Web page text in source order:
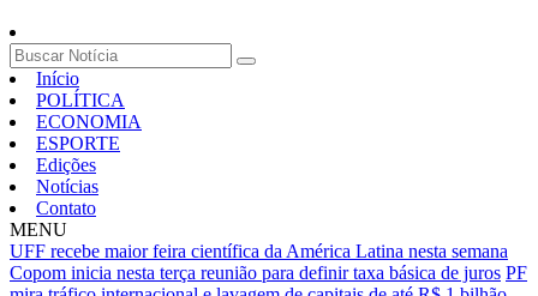
Início
POLÍTICA
ECONOMIA
ESPORTE
Edições
Notícias
Contato
MENU
UFF recebe maior feira científica da América Latina nesta semana
Copom inicia nesta terça reunião para definir taxa básica de juros PF